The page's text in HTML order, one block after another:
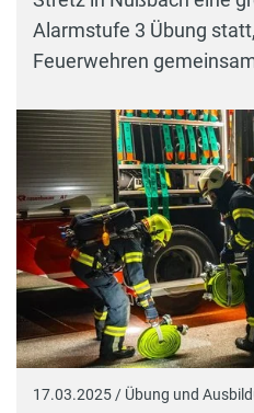
Alarmstufe 3 Übung
Feuerwehren
17.03.2025 / Übung und